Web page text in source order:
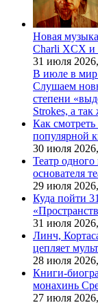
Новая
Charli XCX и
31 июля 2026,
В июле в мир
Слушаем
степени
Strokes, а
Как
популярной
30 июля 2026,
Театр одного
основателя
29 июля 2026,
Куда пойти
31 июля 2026,
Линч,
цепляет
28 июля 2026,
Книги-
монахинь
27 июля 2026,